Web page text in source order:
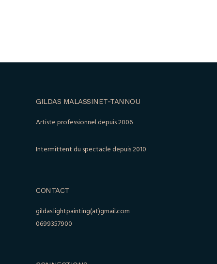
GILDAS MALASSINET-TANNOU
Artiste professionnel depuis 2006
Intermittent du spectacle depuis 2010
CONTACT
gildas.lightpainting(at)gmail.com
0699357900